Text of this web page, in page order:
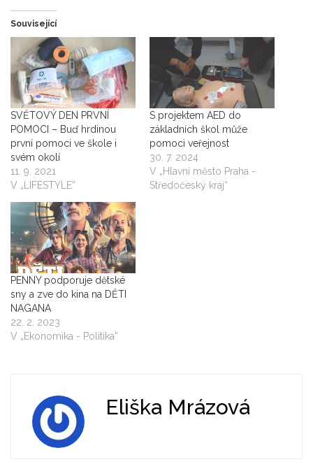
Související
SVĚTOVÝ DEN PRVNÍ
POMOCI – Buď hrdinou
první pomoci ve škole i
svém okolí
11. 9. 2021
V „LIFESTYLE“
S projektem AED do
základních škol může
pomoci veřejnost
30. 7. 2024
V „Hlavní město Praha -
Středočeský kraj“
PENNY podporuje dětské
sny a zve do kina na DĚTI
NAGANA
22. 2. 2023
V „Ekonomika - Politika“
Eliška Mrázová